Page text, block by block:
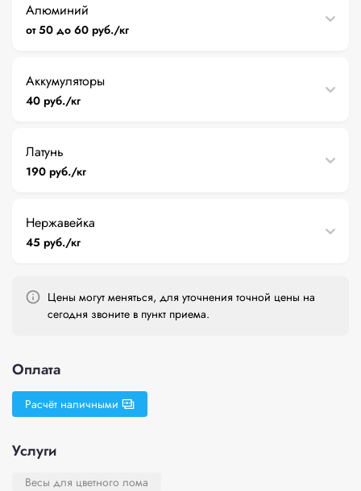
Алюминий
от 50 до 60 руб./кг
Аккумуляторы
40 руб./кг
Латунь
190 руб./кг
Нержавейка
45 руб./кг
Цены могут меняться, для уточнения точной цены на
сегодня звоните в пункт приема.
Оплата
Расчёт наличными
Услуги
Весы для цветного лома